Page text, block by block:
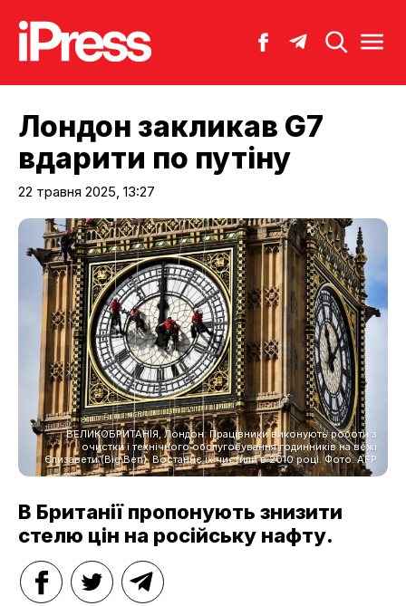
Лондон закликав G7
вдарити по путіну
22 травня 2025, 13:27
ВЕЛИКОБРИТАНІЯ, Лондон: Працівники виконують роботи з
очистки і технічного обслуговування годинників на вежі
Єлизавети (Big Ben). Востаннє їх чистили в 2010 році. Фото: AFP
В Британії пропонують знизити
стелю цін на російську нафту.